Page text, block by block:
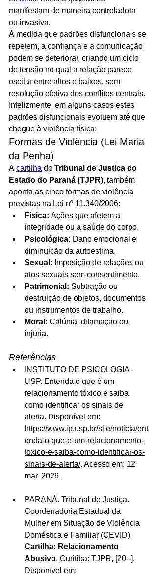
manifestam de maneira controladora
ou invasiva.
À medida que padrões disfuncionais se
repetem, a confiança e a comunicação
podem se deteriorar, criando um ciclo
de tensão no qual a relação parece
oscilar entre altos e baixos, sem
resolução efetiva dos conflitos centrais.
Infelizmente, em alguns casos estes
padrões disfuncionais evoluem até que
chegue à violência física:
Formas de Violência (Lei Maria
da Penha)
A cartilha do Tribunal de Justiça do
Estado do Paraná (TJPR), também
aponta as cinco formas de violência
previstas na Lei nº 11.340/2006:
Física: Ações que afetem a
integridade ou a saúde do corpo.
Psicológica: Dano emocional e
diminuição da autoestima.
Sexual: Imposição de relações ou
atos sexuais sem consentimento.
Patrimonial: Subtração ou
destruição de objetos, documentos
ou instrumentos de trabalho.
Moral: Calúnia, difamação ou
injúria.
Referências
INSTITUTO DE PSICOLOGIA -
USP. Entenda o que é um
relacionamento tóxico e saiba
como identificar os sinais de
alerta. Disponível em:
https://www.ip.usp.br/site/noticia/ent
enda-o-que-e-um-relacionamento-
toxico-e-saiba-como-identificar-os-
sinais-de-alerta/. Acesso em: 12
mar. 2026.
PARANÁ. Tribunal de Justiça.
Coordenadoria Estadual da
Mulher em Situação de Violência
Doméstica e Familiar (CEVID).
Cartilha: Relacionamento
Abusivo. Curitiba: TJPR, [20--].
Disponível em: